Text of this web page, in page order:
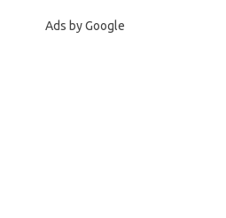
Ads by Google